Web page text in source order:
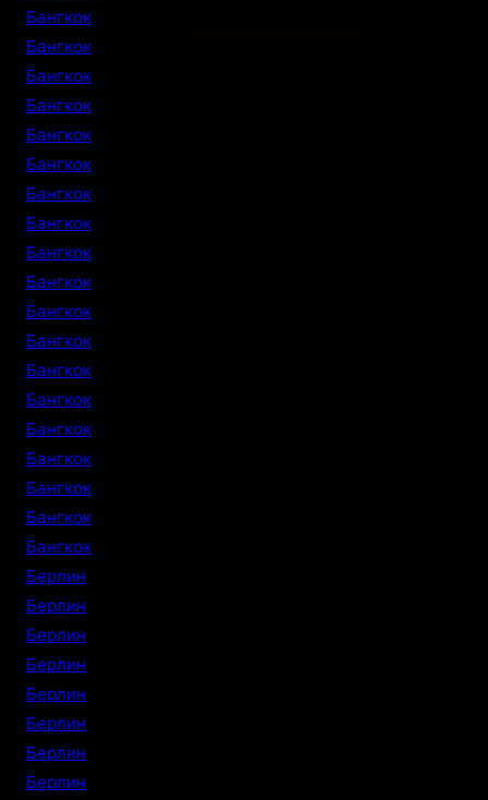
Бангкок
Бангкок
Бангкок
Бангкок
Бангкок
Бангкок
Бангкок
Бангкок
Бангкок
Бангкок
Бангкок
Бангкок
Бангкок
Бангкок
Бангкок
Бангкок
Бангкок
Бангкок
Бангкок
Берлин
Берлин
Берлин
Берлин
Берлин
Берлин
Берлин
Берлин